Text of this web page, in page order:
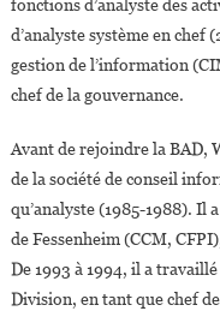
fonctions d’analyste des
d’analyste système en
gestion de l’information
chef de la gouvernance.
Avant de rejoindre la BAD,
de la société de conseil
qu’analyste (1985-1988). Il
de Fessenheim (CCM,
De 1993 à 1994, il a
Division, en tant que chef